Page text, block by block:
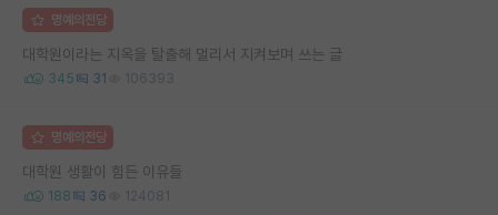
명예의전당
대학원이라는 지옥을 탈출해 멀리서 지켜보며 쓰는 글
345 31 106393
명예의전당
대학원 생활이 힘든 이유들
188 36 124081